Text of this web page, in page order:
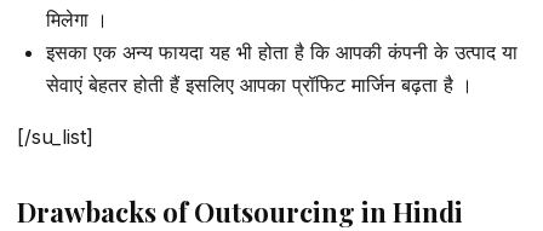
मिलेगा ।
इसका एक अन्य फायदा यह भी होता है कि आपकी कंपनी के उत्पाद या
सेवाएं बेहतर होती हैं इसलिए आपका प्रॉफिट मार्जिन बढ़ता है ।
[/su_list]
Drawbacks of Outsourcing in Hindi